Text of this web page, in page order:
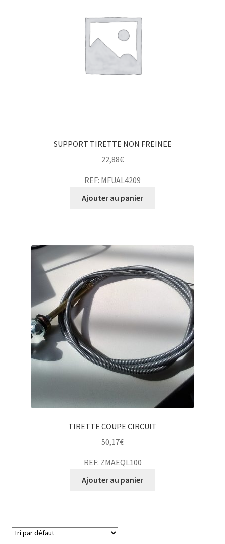
SUPPORT TIRETTE NON FREINEE
22,88€
REF: MFUAL4209
Ajouter au panier
TIRETTE COUPE CIRCUIT
50,17€
REF: ZMAEQL100
Ajouter au panier